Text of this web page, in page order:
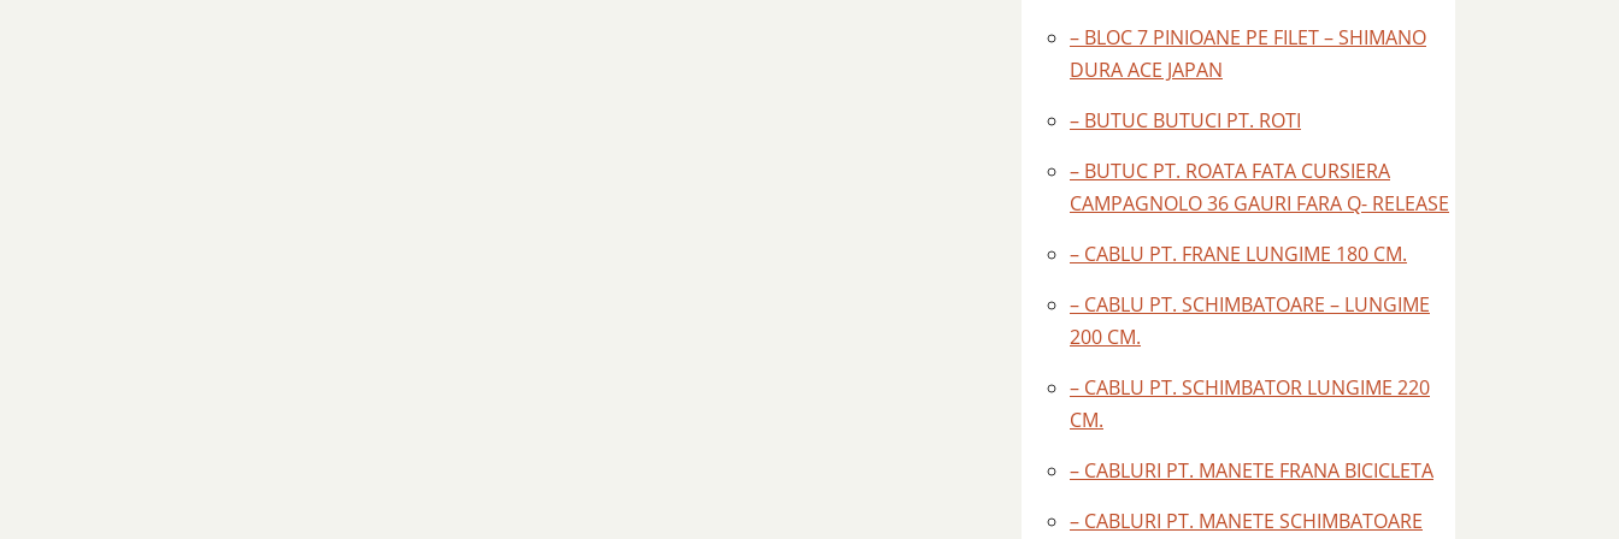
– BLOC 7 PINIOANE PE FILET – SHIMANO
DURA ACE JAPAN
– BUTUC BUTUCI PT. ROTI
– BUTUC PT. ROATA FATA CURSIERA
CAMPAGNOLO 36 GAURI FARA Q- RELEASE
– CABLU PT. FRANE LUNGIME 180 CM.
– CABLU PT. SCHIMBATOARE – LUNGIME
200 CM.
– CABLU PT. SCHIMBATOR LUNGIME 220
CM.
– CABLURI PT. MANETE FRANA BICICLETA
– CABLURI PT. MANETE SCHIMBATOARE